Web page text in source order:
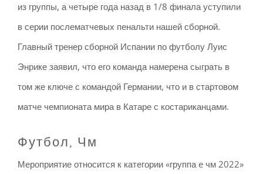
из группы, а четыре года назад в 1/8 финала уступили
в серии послематчевых пенальти нашей сборной.
Главный тренер сборной Испании по футболу Луис
Энрике заявил, что его команда намерена сыграть в
том же ключе с командой Германии, что и в стартовом
матче чемпионата мира в Катаре с костариканцами.
Футбол, Чм
Мероприятие относится к категории «группа e чм 2022»